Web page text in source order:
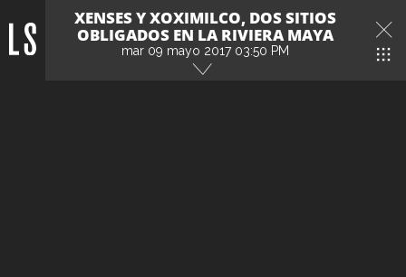
XENSES Y XOXIMILCO, DOS SITIOS
OBLIGADOS EN LA RIVIERA MAYA
mar 09 mayo 2017 03:50 PM